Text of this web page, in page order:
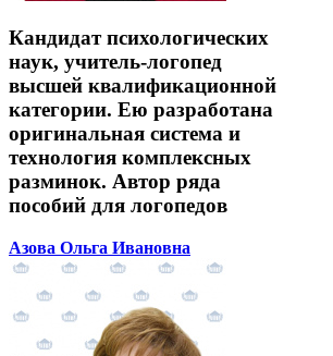
Кандидат психологических
наук, учитель-логопед
высшей квалификационной
категории. Ею разработана
оригинальная система и
технология комплексных
разминок. Автор ряда
пособий для логопедов
Азова Ольга Ивановна